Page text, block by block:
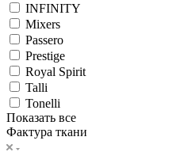
INFINITY
Mixers
Passero
Prestige
Royal Spirit
Talli
Tonelli
Показать все
Фактура ткани